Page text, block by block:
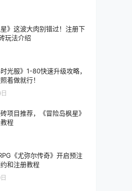
星》这波大肉别错过！注册下
玩法介绍
时光服》1-80快速升级攻略，
着做就行！
项目推荐，《冒险岛枫星》
程
《尤弥尔传奇》开启预注
和注册教程